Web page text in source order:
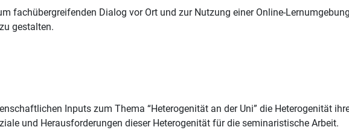
fachübergreifenden Dialog vor Ort und zur Nutzung einer Online-
gestalten.
Inputs zum Thema “Heterogenität an der Uni” die Heterogenität
und Herausforderungen dieser Heterogenität für die seminaristische Arbeit.